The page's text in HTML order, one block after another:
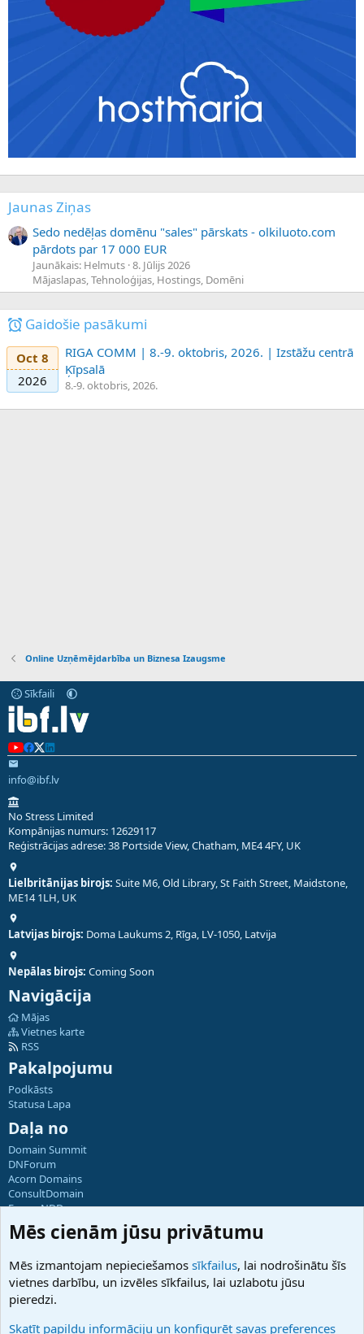
Jaunas Ziņas
Sedo nedēļas domēnu "sales" pārskats - olkiluoto.com
pārdots par 17 000 EUR
Jaunākais: Helmuts 8. Jūlijs 2026
Mājaslapas, Tehnoloģijas, Hostings, Domēni
Gaidošie pasākumi
Oct 8
2026
RIGA COMM | 8.-9. oktobris, 2026. | Izstāžu centrā
Ķīpsalā
8.-9. oktobris, 2026.
Online Uzņēmējdarbība un Biznesa Izaugsme
Sīkfaili
info@ibf.lv
No Stress Limited
Kompānijas numurs: 12629117
Reģistrācijas adrese: 38 Portside View, Chatham, ME4 4FY, UK
Lielbritānijas birojs: Suite M6, Old Library, St Faith Street, Maidstone,
ME14 1LH, UK
Latvijas birojs: Doma Laukums 2, Rīga, LV-1050, Latvija
Nepālas birojs: Coming Soon
Navigācija
Mājas
Vietnes karte
RSS
Pakalpojumu
Podkāsts
Statusa Lapa
Daļa no
Domain Summit
DNForum
Acorn Domains
ConsultDomain
ForumNDD
Domainforum.ro
27.be
Hostmaria
Atbalsts
Palīdzība
Mēs cienām jūsu privātumu
Mēs izmantojam nepieciešamos sīkfailus, lai nodrošinātu šīs
vietnes darbību, un izvēles sīkfailus, lai uzlabotu jūsu
pieredzi.
Skatīt papildu informāciju un konfigurēt savas preferences